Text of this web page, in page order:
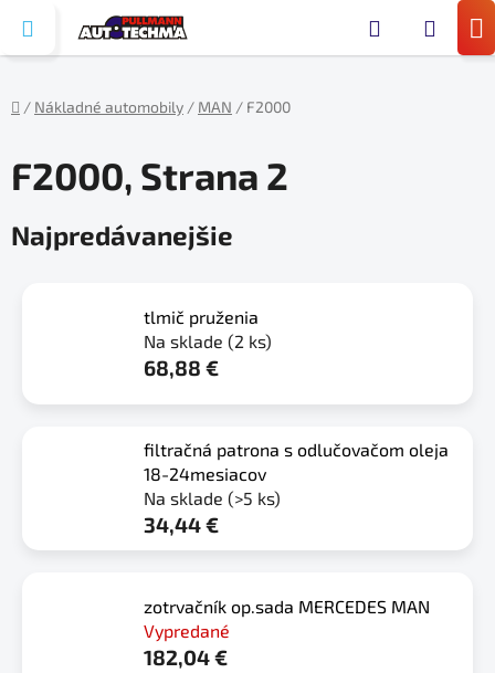
obsah
/ Nákladné automobily / MAN / F2000
F2000, Strana 2
Najpredávanejšie
tlmič pruženia
Na sklade (2 ks)
68,88 €
filtračná patrona s odlučovačom oleja
18-24mesiacov
Na sklade (>5 ks)
34,44 €
zotrvačník op.sada MERCEDES MAN
Vypredané
182,04 €